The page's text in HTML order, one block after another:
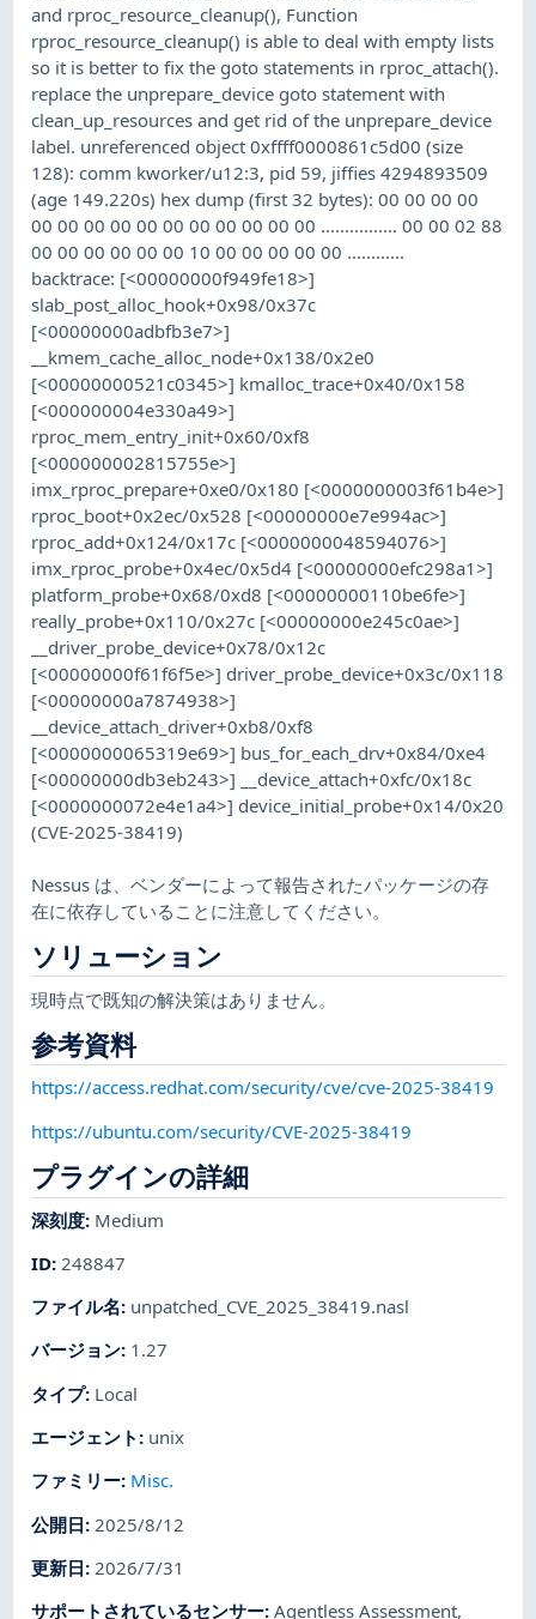
and rproc_resource_cleanup(), Function
rproc_resource_cleanup() is able to deal with empty lists
so it is better to fix the goto statements in rproc_attach().
replace the unprepare_device goto statement with
clean_up_resources and get rid of the unprepare_device
label. unreferenced object 0xffff0000861c5d00 (size
128): comm kworker/u12:3, pid 59, jiffies 4294893509
(age 149.220s) hex dump (first 32 bytes): 00 00 00 00
00 00 00 00 00 00 00 00 00 00 00 ................ 00 00 02 88
00 00 00 00 00 00 10 00 00 00 00 00 ............
backtrace: [<00000000f949fe18>]
slab_post_alloc_hook+0x98/0x37c
[<00000000adbfb3e7>]
__kmem_cache_alloc_node+0x138/0x2e0
[<00000000521c0345>] kmalloc_trace+0x40/0x158
[<000000004e330a49>]
rproc_mem_entry_init+0x60/0xf8
[<000000002815755e>]
imx_rproc_prepare+0xe0/0x180 [<0000000003f61b4e>]
rproc_boot+0x2ec/0x528 [<00000000e7e994ac>]
rproc_add+0x124/0x17c [<0000000048594076>]
imx_rproc_probe+0x4ec/0x5d4 [<00000000efc298a1>]
platform_probe+0x68/0xd8 [<00000000110be6fe>]
really_probe+0x110/0x27c [<00000000e245c0ae>]
__driver_probe_device+0x78/0x12c
[<00000000f61f6f5e>] driver_probe_device+0x3c/0x118
[<00000000a7874938>]
__device_attach_driver+0xb8/0xf8
[<0000000065319e69>] bus_for_each_drv+0x84/0xe4
[<00000000db3eb243>] __device_attach+0xfc/0x18c
[<0000000072e4e1a4>] device_initial_probe+0x14/0x20
(CVE-2025-38419)
Nessus は、ベンダーによって報告されたパッケージの存
在に依存していることに注意してください。
ソリューション
現時点で既知の解決策はありません。
参考資料
https://access.redhat.com/security/cve/cve-2025-38419
https://ubuntu.com/security/CVE-2025-38419
プラグインの詳細
深刻度: Medium
ID: 248847
ファイル名: unpatched_CVE_2025_38419.nasl
バージョン: 1.27
タイプ: Local
エージェント : unix
ファミリー: Misc.
公開日: 2025/8/12
更新日: 2026/7/31
サポートされているセンサー:Agentless Assessment,